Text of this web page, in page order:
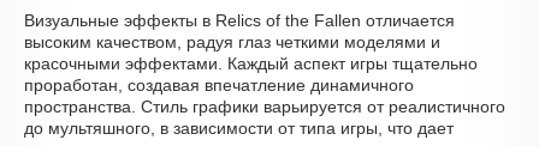
Визуальные эффекты в Relics of the Fallen отличается
высоким качеством, радуя глаз четкими моделями и
красочными эффектами. Каждый аспект игры тщательно
проработан, создавая впечатление динамичного
пространства. Стиль графики варьируется от реалистичного
до мультяшного, в зависимости от типа игры, что дает